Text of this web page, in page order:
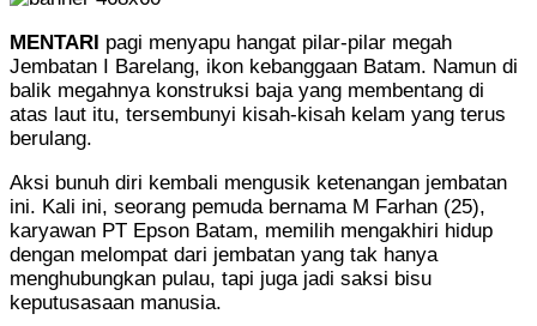
MENTARI pagi menyapu hangat pilar-pilar megah
Jembatan I Barelang, ikon kebanggaan Batam. Namun di
balik megahnya konstruksi baja yang membentang di
atas laut itu, tersembunyi kisah-kisah kelam yang terus
berulang.
Aksi bunuh diri kembali mengusik ketenangan jembatan
ini. Kali ini, seorang pemuda bernama M Farhan (25),
karyawan PT Epson Batam, memilih mengakhiri hidup
dengan melompat dari jembatan yang tak hanya
menghubungkan pulau, tapi juga jadi saksi bisu
keputusasaan manusia.